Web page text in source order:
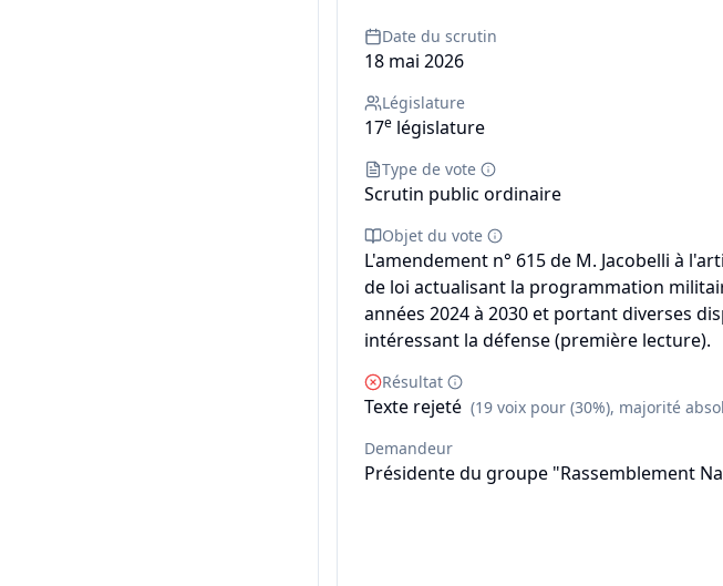
Date du scrutin
18 mai 2026
Législature
17e législature
Type de vote
Scrutin public ordinaire
Objet du vote
L'amendement n° 615 de M. Jacobelli à
de loi actualisant la programmation
années 2024 à 2030 et portant diverses
intéressant la défense (première lecture).
Résultat
Texte rejeté (19 voix pour (30%), majorité
Demandeur
Présidente du groupe "Rassemblement